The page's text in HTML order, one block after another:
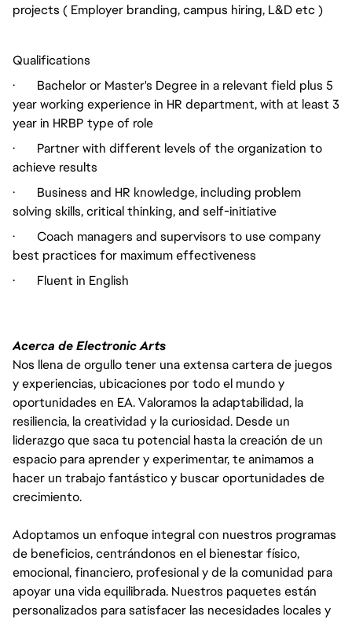
projects ( Employer branding, campus hiring, L&D etc )
Qualifications
· Bachelor or Master's Degree in a relevant field plus 5
year working experience in HR department, with at least 3
year in HRBP type of role
· Partner with different levels of the organization to
achieve results
· Business and HR knowledge, including problem
solving skills, critical thinking, and self-initiative
· Coach managers and supervisors to use company
best practices for maximum effectiveness
· Fluent in English
Acerca de Electronic Arts
Nos llena de orgullo tener una extensa cartera de juegos
y experiencias, ubicaciones por todo el mundo y
oportunidades en EA. Valoramos la adaptabilidad, la
resiliencia, la creatividad y la curiosidad. Desde un
liderazgo que saca tu potencial hasta la creación de un
espacio para aprender y experimentar, te animamos a
hacer un trabajo fantástico y buscar oportunidades de
crecimiento.
Adoptamos un enfoque integral con nuestros programas
de beneficios, centrándonos en el bienestar físico,
emocional, financiero, profesional y de la comunidad para
apoyar una vida equilibrada. Nuestros paquetes están
personalizados para satisfacer las necesidades locales y